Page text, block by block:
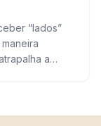
“lados”
a